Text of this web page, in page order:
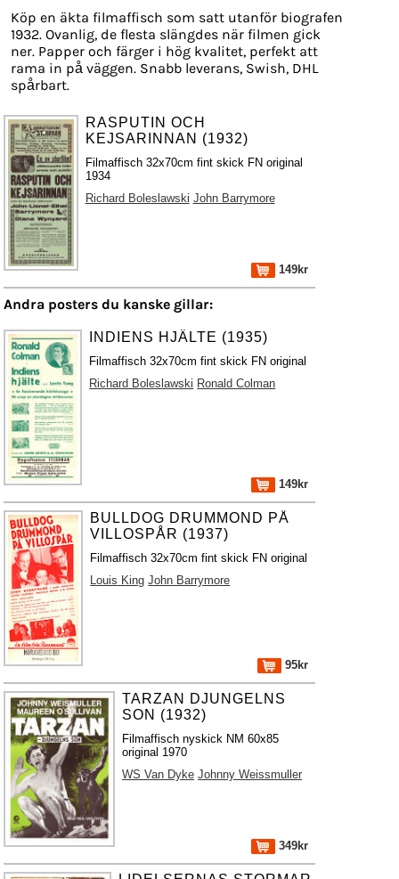
Köp en äkta filmaffisch som satt utanför biografen
1932. Ovanlig, de flesta slängdes när filmen gick
ner. Papper och färger i hög kvalitet, perfekt att
rama in på väggen. Snabb leverans, Swish, DHL
spårbart.
RASPUTIN OCH
KEJSARINNAN (1932)
Filmaffisch 32x70cm fint skick FN original
1934
Richard Boleslawski John Barrymore
149kr
Andra posters du kanske gillar:
INDIENS HJÄLTE (1935)
Filmaffisch 32x70cm fint skick FN original
Richard Boleslawski Ronald Colman
149kr
BULLDOG DRUMMOND PÅ
VILLOSPÅR (1937)
Filmaffisch 32x70cm fint skick FN original
Louis King John Barrymore
95kr
TARZAN DJUNGELNS
SON (1932)
Filmaffisch nyskick NM 60x85
original 1970
WS Van Dyke Johnny Weissmuller
349kr